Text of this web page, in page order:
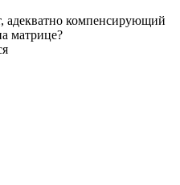
адекватно компенсирующий
матрице?